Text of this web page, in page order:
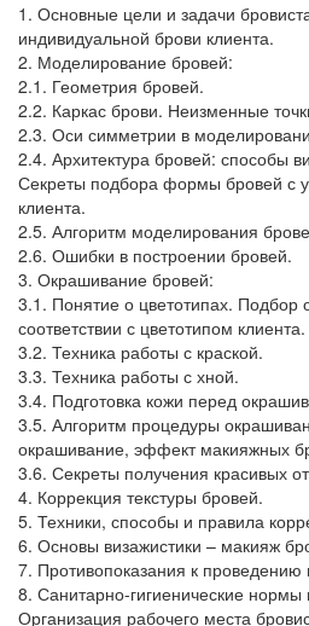
1. Основные цели и задачи
индивидуальной брови клиента.
2. Моделирование бровей:
2.1. Геометрия бровей.
2.2. Каркас брови. Неизменные
2.3. Оси симметрии в
2.4. Архитектура бровей: способы
Секреты подбора формы бровей с
клиента.
2.5. Алгоритм моделирования
2.6. Ошибки в построении бровей.
3. Окрашивание бровей:
3.1. Понятие о цветотипах. Подбор
соответствии с цветотипом клиента.
3.2. Техника работы с краской.
3.3. Техника работы с хной.
3.4. Подготовка кожи перед
3.5. Алгоритм процедуры
окрашивание, эффект макияжных
3.6. Секреты получения красивых
4. Коррекция текстуры бровей.
5. Техники, способы и правила
6. Основы визажистики – макияж
7. Противопоказания к
8. Санитарно-гигиенические нормы
Организация рабочего места